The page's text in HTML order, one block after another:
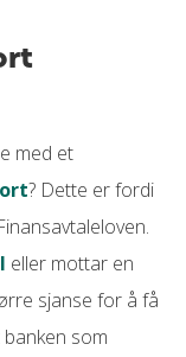
med et
? Dette er fordi
eller mottar en
sjanse for å få
som